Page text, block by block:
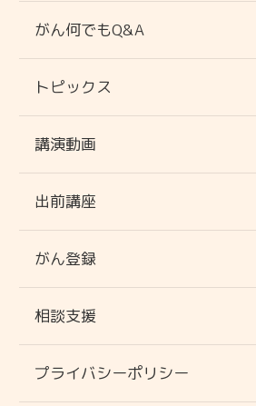
がん何でもQ&A
トピックス
講演動画
出前講座
がん登録
相談支援
プライバシーポリシー